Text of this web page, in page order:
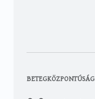
BETEGKÖZPONTÚSÁG